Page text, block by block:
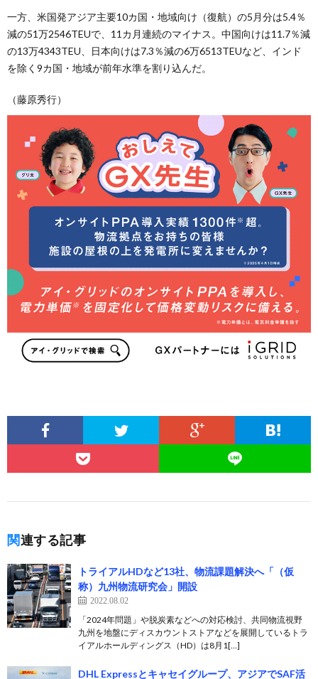
一方、米国発アジア主要10カ国・地域向け（復航）の5月分は5.4％
減の51万2546TEUで、11カ月連続のマイナス。中国向けは11.7％減
の13万4343TEU、日本向けは7.3％減の6万6513TEUなど、インド
を除く9カ国・地域が前年水準を割り込んだ。
（藤原秀行）
関連する記事
トライアルHDなど13社、物流課題解決へ「（仮
称）九州物流研究会」開設
2022.08.02
「2024年問題」や脱炭素などへの対応検討、共同物流視野
九州を地盤にディスカウントストアなどを展開しているトラ
イアルホールディングス（HD）は8月1[…]
DHL Expressとキャセイグループ、アジアでSAF活